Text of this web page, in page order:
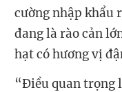
cường nhập khẩu
đang là rào cản
hạt có hương vị
“Điều quan trọng